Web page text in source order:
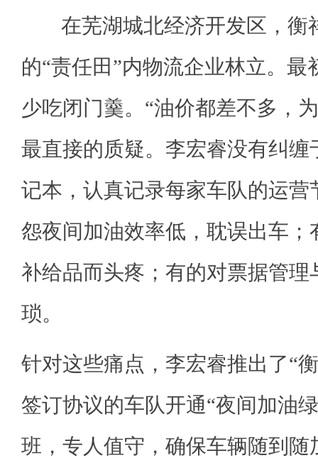
在芜湖城北经济开发区，衡
的“责任田”内物流企业林立。
少吃闭门羹。“油价都差不多，
最直接的质疑。李宏睿没有纠缠
记本，认真记录每家车队的运营
怨夜间加油效率低，耽误出车；
补给品而头疼；有的对票据管理
琐。
针对这些痛点，李宏睿推出了“
签订协议的车队开通“夜间加油
班，专人值守，确保车辆随到随